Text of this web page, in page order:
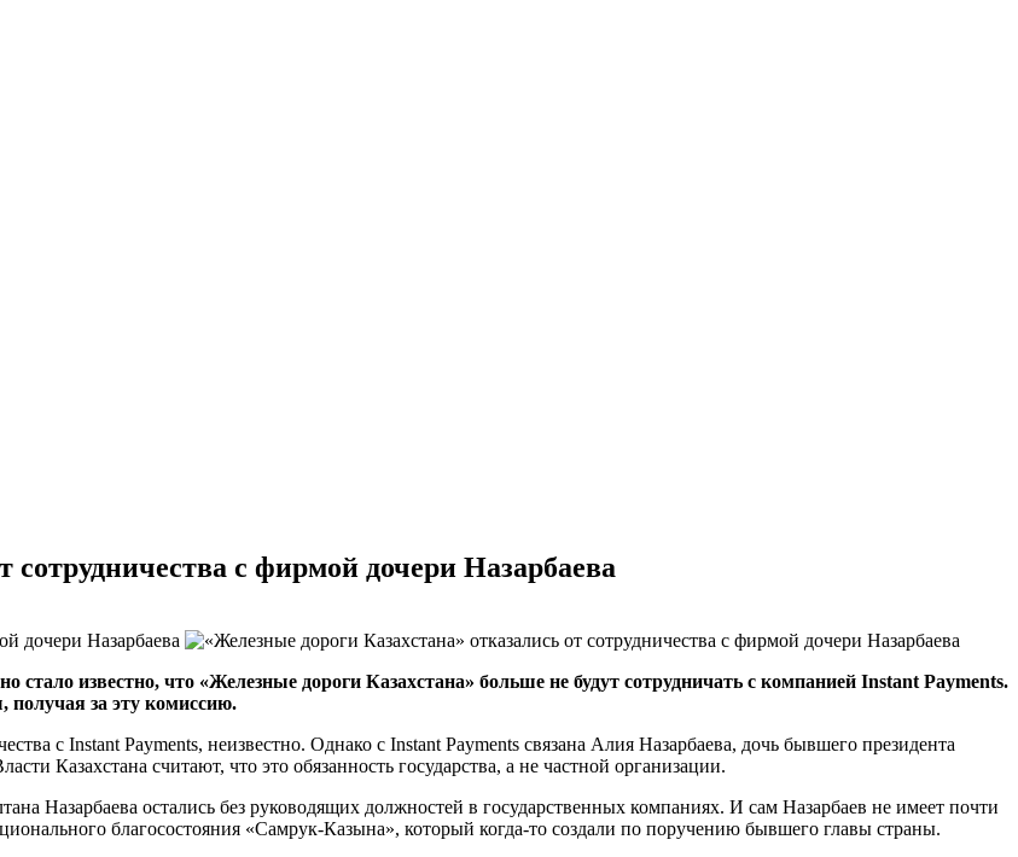
сотрудничества с фирмой дочери Назарбаева
стало известно, что «Железные дороги Казахстана» больше не будут сотрудничать с компанией Instant Payments.
за эту комиссию.
с Instant Payments, неизвестно. Однако с Instant Payments связана Алия Назарбаева, дочь бывшего президента
Казахстана считают, что это обязанность государства, а не частной организации.
Назарбаева остались без руководящих должностей в государственных компаниях. И сам Назарбаев не имеет почти
благосостояния «Самрук-Казына», который когда-то создали по поручению бывшего главы страны.